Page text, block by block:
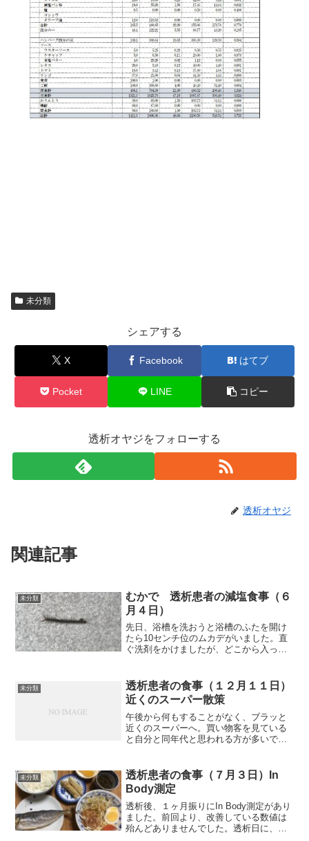
未分類
シェアする
X Facebook はてブ
Pocket LINE コピー
透析オヤジをフォローする
透析オヤジ
関連記事
未分類
むかで 透析患者の減塩食事（６
月４日）
先日、浴槽を洗おうと浴槽のふたを開け
たら10センチ位のムカデがいました。直
ぐ洗剤をかけましたが、どこから入った
はありませんでしたから、その効果が薄
れているんでしょうね。...
未分類
透析患者の食事（１２月１１日）
近くのスーパー散策
午後から何もすることがなく、ブラッと
近くのスーパーへ。買い物客を見ている
と自分と同年代と思われる方が多いです
あります。レトルト商品を購入する店は
決めていました。しかし、こ...
未分類
透析患者の食事（７月３日）In
Body測定
透析後、１ヶ月振りにIn Body測定があり
ました。前回より、改善している数値は
殆んどありませんでした。透析日に、エ